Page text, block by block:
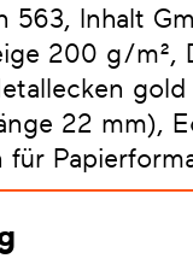
563, Inhalt
200 g/m²,
gold
22 mm),
für